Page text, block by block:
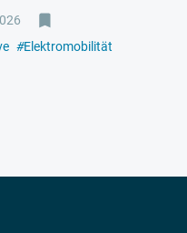
#Elektromobilität